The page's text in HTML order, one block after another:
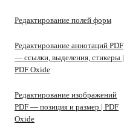
Редактирование полей форм
Редактирование аннотаций PDF
— ссылки, выделения, стикеры |
PDF Oxide
Редактирование изображений
PDF — позиция и размер | PDF
Oxide